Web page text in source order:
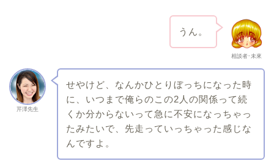
相談者･未來
うん。
芹澤先生
せやけど、なんかひとりぼっちになった時
に、いつまで俺らのこの2人の関係って続
くか分からないって急に不安になっちゃっ
たみたいで、先走っていっちゃった感じな
んですよ。